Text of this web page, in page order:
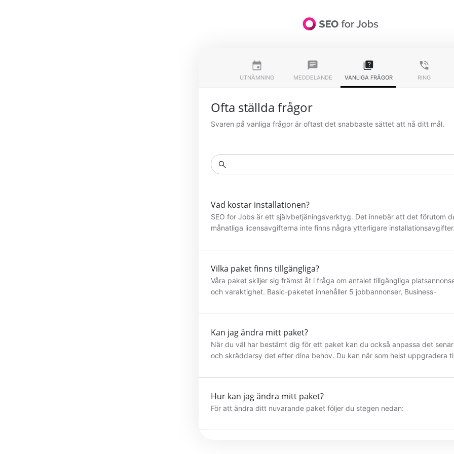
Villkor och bestämmelser-Kontakt Dataskydd-Sekretessinställningar
SEO for Jobs GmbH - Hamburg, Tyskland - HRB nr 132833
insert_invitation
UTNÄMNING
chat
MEDDELANDE
quiz
VANLIGA FRÅGOR
phone_in_talk
RING
Ofta ställda frågor
Svaren på vanliga frågor är oftast det snabbaste sättet att nå ditt mål.
search
Vad kostar installationen?
SEO for Jobs är ett självbetjäningsverktyg. Det innebär att det förutom
månatliga licensavgifterna inte finns några ytterligare installationsavgifter.
på prisöversikt prislista.
Vilka paket finns tillgängliga?
Våra paket skiljer sig främst åt i fråga om antalet tillgängliga
och varaktighet. Basic-paketet innehåller 5 jobbannonser, Business-
jobbannonser.
Kan jag ändra mitt paket?
När du väl har bestämt dig för ett paket kan du också anpassa det
och skräddarsy det efter dina behov. Du kan när som helst uppgradera
möjligt att när som helst lägga till ytterligare platsannonser. En
Hur kan jag ändra mitt paket?
För att ändra ditt nuvarande paket följer du stegen nedan: